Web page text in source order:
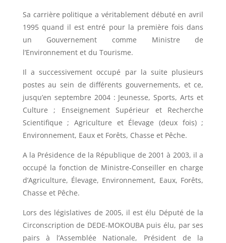
Sa carrière politique a véritablement débuté en avril
1995 quand il est entré pour la première fois dans
un Gouvernement comme Ministre de
l’Environnement et du Tourisme.
Il a successivement occupé par la suite plusieurs
postes au sein de différents gouvernements, et ce,
jusqu’en septembre 2004 : Jeunesse, Sports, Arts et
Culture ; Enseignement Supérieur et Recherche
Scientifique ; Agriculture et Élevage (deux fois) ;
Environnement, Eaux et Forêts, Chasse et Pêche.
A la Présidence de la République de 2001 à 2003, il a
occupé la fonction de Ministre-Conseiller en charge
d’Agriculture, Élevage, Environnement, Eaux, Forêts,
Chasse et Pêche.
Lors des législatives de 2005, il est élu Député de la
Circonscription de DEDE-MOKOUBA puis élu, par ses
pairs à l’Assemblée Nationale, Président de la